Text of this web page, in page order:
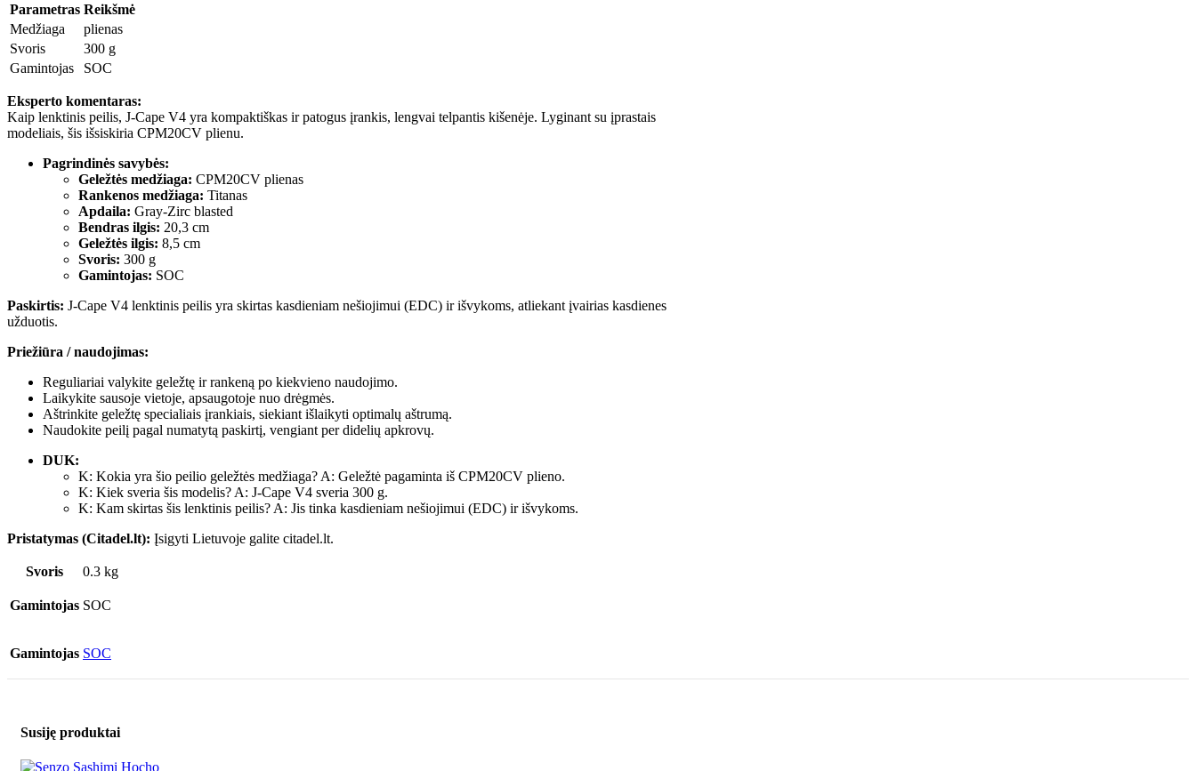
Parametras Reikšmė
Medžiaga
plienas
Svoris
300 g
Gamintojas
SOC
Eksperto komentaras:
Kaip lenktinis peilis, J-Cape V4 yra kompaktiškas ir patogus įrankis, lengvai telpantis kišenėje. Lyginant su įprastais
modeliais, šis išsiskiria CPM20CV plienu.
Pagrindinės savybės:
Geležtės medžiaga: CPM20CV plienas
Rankenos medžiaga: Titanas
Apdaila: Gray-Zirc blasted
Bendras ilgis: 20,3 cm
Geležtės ilgis: 8,5 cm
Svoris: 300 g
Gamintojas: SOC
Paskirtis: J-Cape V4 lenktinis peilis yra skirtas kasdieniam nešiojimui (EDC) ir išvykoms, atliekant įvairias kasdienes
užduotis.
Priežiūra / naudojimas:
Reguliariai valykite geležtę ir rankeną po kiekvieno naudojimo.
Laikykite sausoje vietoje, apsaugotoje nuo drėgmės.
Aštrinkite geležtę specialiais įrankiais, siekiant išlaikyti optimalų aštrumą.
Naudokite peilį pagal numatytą paskirtį, vengiant per didelių apkrovų.
DUK:
K: Kokia yra šio peilio geležtės medžiaga? A: Geležtė pagaminta iš CPM20CV plieno.
K: Kiek sveria šis modelis? A: J-Cape V4 sveria 300 g.
K: Kam skirtas šis lenktinis peilis? A: Jis tinka kasdieniam nešiojimui (EDC) ir išvykoms.
Pristatymas (Citadel.lt): Įsigyti Lietuvoje galite citadel.lt.
Svoris 0.3 kg
Gamintojas SOC
Gamintojas SOC
Susiję produktai